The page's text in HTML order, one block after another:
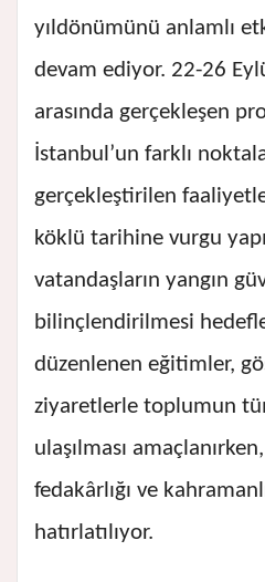
yıldönümünü anlamlı
devam ediyor. 22-26
arasında gerçekleşen
İstanbul’un farklı
gerçekleştirilen
köklü tarihine vurgu
vatandaşların yangın
bilinçlendirilmesi
düzenlenen eğitimler,
ziyaretlerle toplumun
ulaşılması
fedakârlığı ve
hatırlatılıyor.